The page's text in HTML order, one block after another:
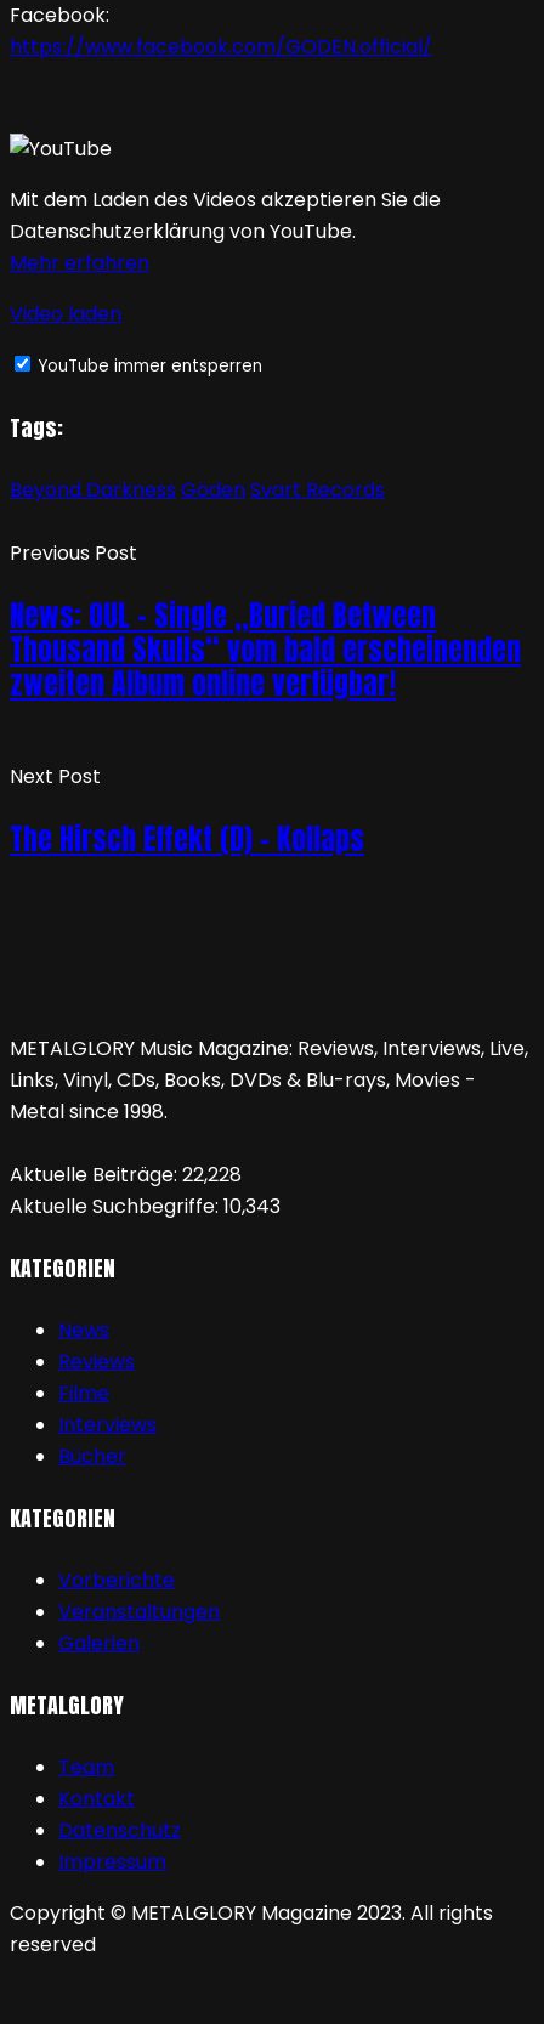
Facebook:
https://www.facebook.com/GODEN.official/
Mit dem Laden des Videos akzeptieren Sie die
Datenschutzerklärung von YouTube.
Mehr erfahren
Video laden
YouTube immer entsperren
Tags:
Beyond Darkness GödenSvart Records
Previous Post
News: OUL – Single „Buried Between
Thousand Skulls“ vom bald erscheinenden
zweiten Album online verfügbar!
Next Post
The Hirsch Effekt (D) – Kollaps
METALGLORY Music Magazine: Reviews, Interviews, Live,
Links, Vinyl, CDs, Books, DVDs & Blu-rays, Movies -
Metal since 1998.
Aktuelle Beiträge: 22,228
Aktuelle Suchbegriffe: 10,343
KATEGORIEN
News
Reviews
Filme
Interviews
Bücher
KATEGORIEN
Vorberichte
Veranstaltungen
Galerien
METALGLORY
Team
Kontakt
Datenschutz
Impressum
Copyright © METALGLORY Magazine 2023. All rights
reserved